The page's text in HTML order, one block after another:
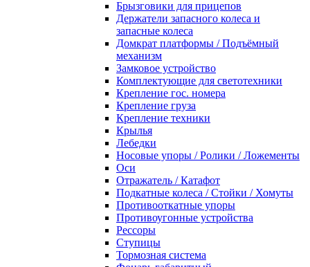
Брызговики для прицепов
Держатели запасного колеса и
запасные колеса
Домкрат платформы / Подъёмный
механизм
Замковое устройство
Комплектующие для светотехники
Крепление гос. номера
Крепление груза
Крепление техники
Крылья
Лебедки
Носовые упоры / Ролики / Ложементы
Оси
Отражатель / Катафот
Подкатные колеса / Стойки / Хомуты
Противооткатные упоры
Противоугонные устройства
Рессоры
Ступицы
Тормозная система